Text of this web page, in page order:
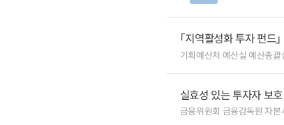
「지역활성화 투자 펀드
기획예산처 예산실 예산총괄
실효성 있는 투자자 보
금융위원회 금융감독원 자